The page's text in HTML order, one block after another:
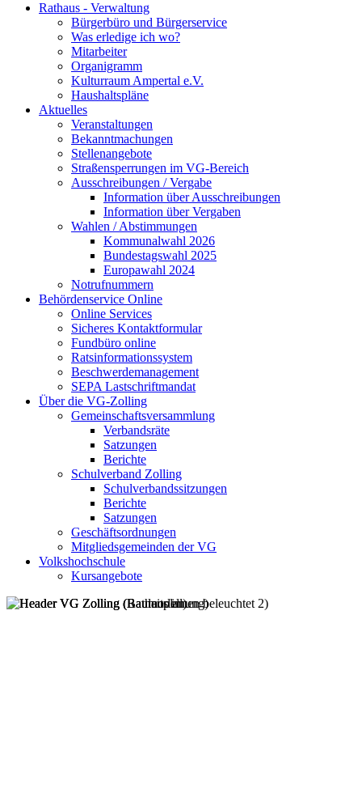
Rathaus - Verwaltung
Bürgerbüro und Bürgerservice
Was erledige ich wo?
Mitarbeiter
Organigramm
Kulturraum Ampertal e.V.
Haushaltspläne
Aktuelles
Veranstaltungen
Bekanntmachungen
Stellenangebote
Straßensperrungen im VG-Bereich
Ausschreibungen / Vergabe
Information über Ausschreibungen
Information über Vergaben
Wahlen / Abstimmungen
Kommunalwahl 2026
Bundestagswahl 2025
Europawahl 2024
Notrufnummern
Behördenservice Online
Online Services
Sicheres Kontaktformular
Fundbüro online
Ratsinformationssystem
Beschwerdemanagement
SEPA Lastschriftmandat
Über die VG-Zolling
Gemeinschaftsversammlung
Verbandsräte
Satzungen
Berichte
Schulverband Zolling
Schulverbandssitzungen
Berichte
Satzungen
Geschäftsordnungen
Mitgliedsgemeinden der VG
Volkshochschule
Kursangebote